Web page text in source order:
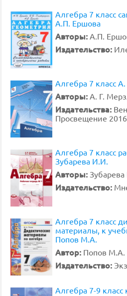
Алгебра 7 класс
А.П. Ершова
Авторы: А.П.
Издательство:
Алгебра 7 класс
Авторы: А. Г.
Издательства:
Просвещение
Алгебра 7 класс
Зубарева И.И.
Авторы:
Издательство:
Алгебра 7 класс
материалы, к
Попов М.А.
Автор: Попов М.А.
Издательство:
Алгебра 7-9